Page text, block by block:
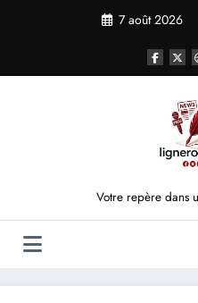
7 août 2026
Votre repère dans